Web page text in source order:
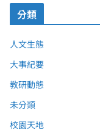
分類
人文生態
大事紀要
教研動態
未分類
校園天地